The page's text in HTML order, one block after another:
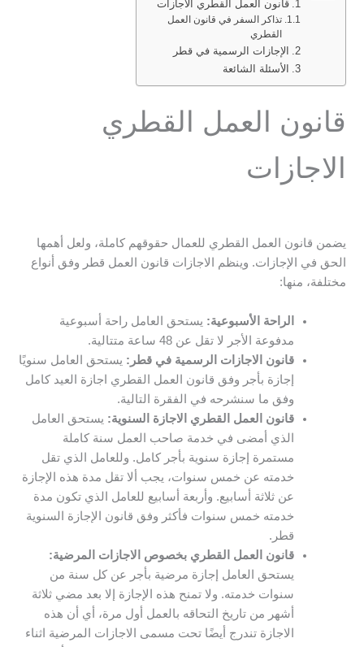
قانون العمل القطري الاجازات
تذاكر السفر في قانون العمل
القطري
الإجازات الرسمية في قطر
الأسئلة الشائعة
قانون العمل القطري
الاجازات
يضمن قانون العمل القطري للعمال حقوقهم كاملة، ولعل أهمها
الحق في الإجازات. وينظم الاجازات قانون العمل قطر وفق أنواع
مختلفة، منها:
الراحة الأسبوعية: يستحق العامل راحة أسبوعية
مدفوعة الأجر لا تقل عن 48 ساعة متتالية.
قانون الاجازات الرسمية في قطر: يستحق العامل سنويًا
إجازة بأجر وفق قانون العمل القطري اجازة العيد كامل
وفق ما سنشرحه في الفقرة التالية.
قانون العمل القطري الاجازة السنوية: يستحق العامل
الذي أمضى في خدمة صاحب العمل سنة كاملة
مستمرة إجازة سنوية بأجر كامل. وللعامل الذي تقل
خدمته عن خمس سنوات، يجب ألا تقل مدة هذه الإجازة
عن ثلاثة أسابيع. وأربعة أسابيع للعامل الذي تكون مدة
خدمته خمس سنوات فأكثر وفق قانون الإجازة السنوية
قطر.
قانون العمل القطري بخصوص الاجازات المرضية:
يستحق العامل إجازة مرضية بأجر عن كل سنة من
سنوات خدمته. ولا تمنح هذه الإجازة إلا بعد مضي ثلاثة
أشهر من تاريخ التحاقه بالعمل أول مرة، أي أن هذه
الاجازة تندرج أيضًا تحت مسمى الاجازات المرضية اثناء